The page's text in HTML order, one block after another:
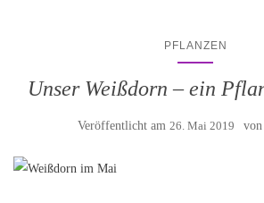
PFLANZEN
Unser Weißdorn – ein
Veröffentlicht am 26. Mai 2019 von